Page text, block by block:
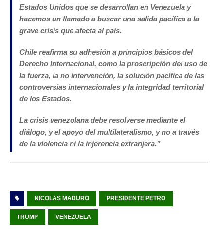
Estados Unidos que se desarrollan en Venezuela y
hacemos un llamado a buscar una salida pacífica a la
grave crisis que afecta al país.
Chile reafirma su adhesión a principios básicos del
Derecho Internacional, como la proscripción del uso de
la fuerza, la no intervención, la solución pacífica de las
controversias internacionales y la integridad territorial
de los Estados.
La crisis venezolana debe resolverse mediante el
diálogo, y el apoyo del multilateralismo, y no a través
de la violencia ni la injerencia extranjera.”
NICOLAS MADURO PRESIDENTE PETRO
TRUMP VENEZUELA